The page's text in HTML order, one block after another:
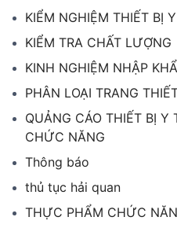
KIỂM NGHIỆM THIẾT BỊ
KIỂM TRA CHẤT LƯỢNG
KINH NGHIỆM NHẬP
PHÂN LOẠI TRANG
QUẢNG CÁO THIẾT BỊ
CHỨC NĂNG
Thông báo
thủ tục hải quan
THỰC PHẨM CHỨC